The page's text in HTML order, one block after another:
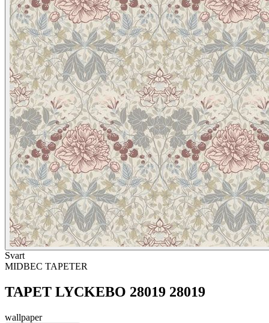
Svart
MIDBEC TAPETER
TAPET LYCKEBO 28019 28019
wallpaper